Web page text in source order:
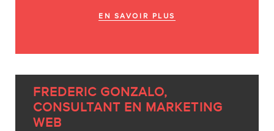
EN SAVOIR PLUS
FREDERIC GONZALO,
CONSULTANT EN MARKETING
WEB